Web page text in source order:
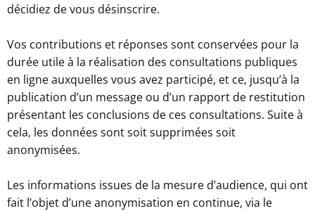
décidiez de vous désinscrire.
Vos contributions et réponses sont conservées pour la
durée utile à la réalisation des consultations publiques
en ligne auxquelles vous avez participé, et ce, jusqu’à la
publication d’un message ou d’un rapport de restitution
présentant les conclusions de ces consultations. Suite à
cela, les données sont soit supprimées soit
anonymisées.
Les informations issues de la mesure d’audience, qui ont
fait l’objet d’une anonymisation en continue, via le